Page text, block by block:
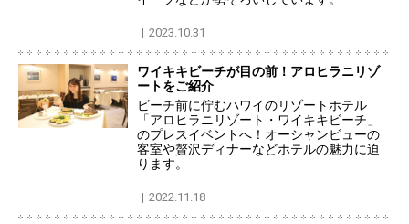
2023.10.31
ワイキキビーチが目の前！アロヒラニリゾ
ートをご紹介
ビーチ前に佇むハワイのリゾートホテル
「アロヒラニリゾート・ワイキキビーチ」
のプレスイベントへ！オーシャンビューの
客室や贅沢ディナーなどホテルの魅力に迫
ります。
2022.11.18